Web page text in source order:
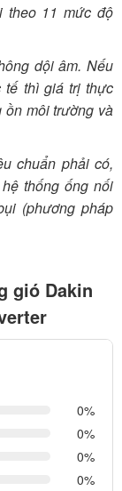
theo 11 mức độ
dội âm. Nếu
tế thì giá trị thực
ồn môi trường và
chuẩn phải có,
thống ống nối
(phương pháp
gió Dakin
0
0
0
0